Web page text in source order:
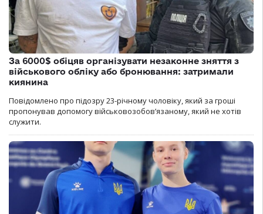
За 6000$ обіцяв організувати незаконне зняття з
військового обліку або бронювання: затримали
киянина
Повідомлено про підозру 23-річному чоловіку, який за гроші
пропонував допомогу військовозобов’язаному, який не хотів
служити.